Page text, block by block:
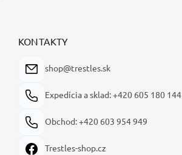
KONTAKTY
shop@trestles.sk
Expedícia a sklad: +420 605 180 144
Obchod: +420 603 954 949
Trestles-shop.cz